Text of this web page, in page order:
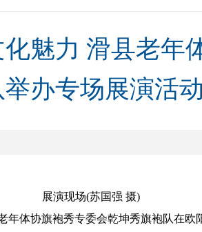
魅力 滑县老年
办专场展演活动
展演现场(苏国强 摄)
体协旗袍秀专委会乾坤秀旗袍队在欧